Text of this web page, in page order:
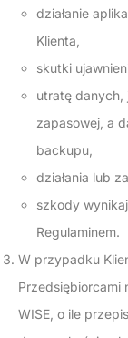
działanie
Klienta,
skutki
utratę danych,
zapasowej, a
backupu,
działania lub
szkody
Regulaminem.
W przypadku
Przedsiębiorcami
WISE, o ile